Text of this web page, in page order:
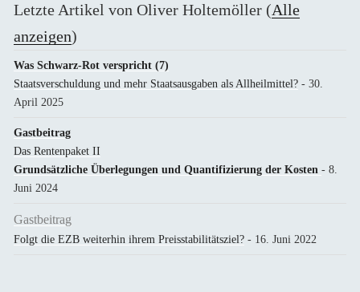
Letzte Artikel von Oliver Holtemöller (Alle
anzeigen)
Was Schwarz-Rot verspricht (7)
Staatsverschuldung und mehr Staatsausgaben als Allheilmittel? - 30.
April 2025
Gastbeitrag
Das Rentenpaket II
Grundsätzliche Überlegungen und Quantifizierung der Kosten - 8.
Juni 2024
Gastbeitrag
Folgt die EZB weiterhin ihrem Preisstabilitätsziel? - 16. Juni 2022